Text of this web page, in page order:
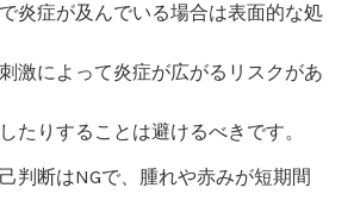
炎症が及んでいる場合は表面的な処
激によって炎症が広がるリスクがあ
たりすることは避けるべきです。
判断はNGで、腫れや赤みが短期間